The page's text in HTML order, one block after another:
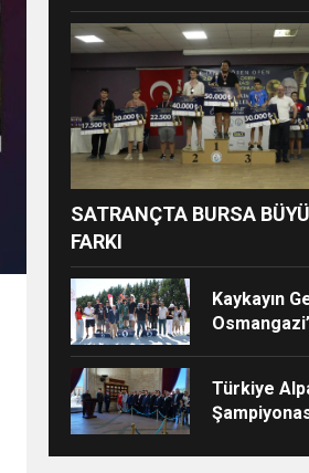
SATRANÇTA BURSA
FARKI
Kaykayın
Türkiye